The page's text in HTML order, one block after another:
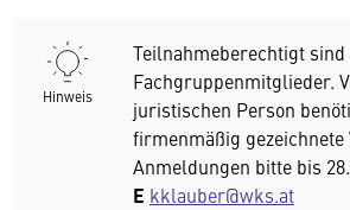
Hinweis
Teilnahmeberechtigt
Fachgruppenmitglieder.
juristischen Person
firmenmäßig gezeichnete
Anmeldungen bitte bis
E kklauber@wks.at